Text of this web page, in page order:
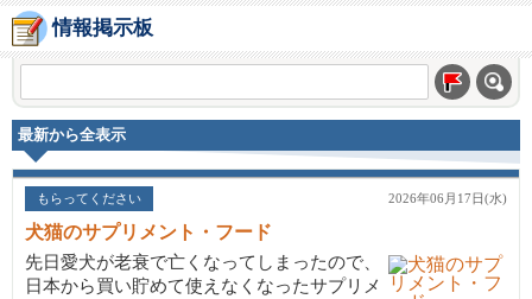
情報掲示板
最新から全表示
もらってください 2026年06月17日(水)
犬猫のサプリメント・フード
先日愛犬が老衰で亡くなってしまったので、
日本から買い貯めて使えなくなったサプリメ